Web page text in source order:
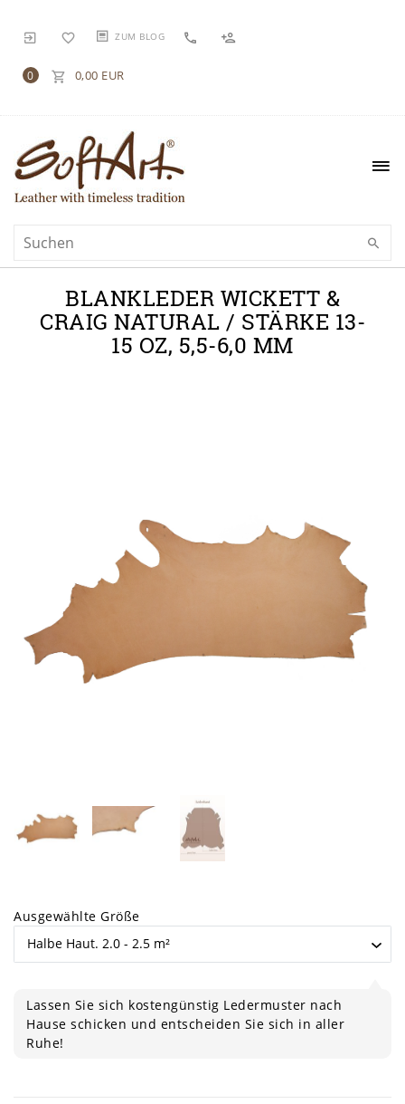
ZUM BLOG
0 0,00 EUR
BLANKLEDER WICKETT &
CRAIG NATURAL / STÄRKE 13-
15 OZ, 5,5-6,0 MM
Ausgewählte Größe
Lassen Sie sich kostengünstig Ledermuster nach
Hause schicken und entscheiden Sie sich in aller
Ruhe!